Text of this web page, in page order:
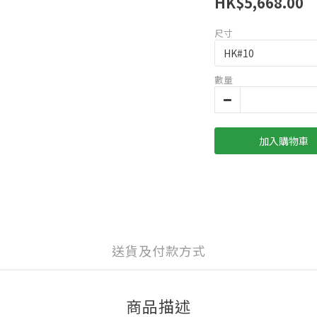
尺寸
數量
加入購物車
送貨及付款方式
商品描述